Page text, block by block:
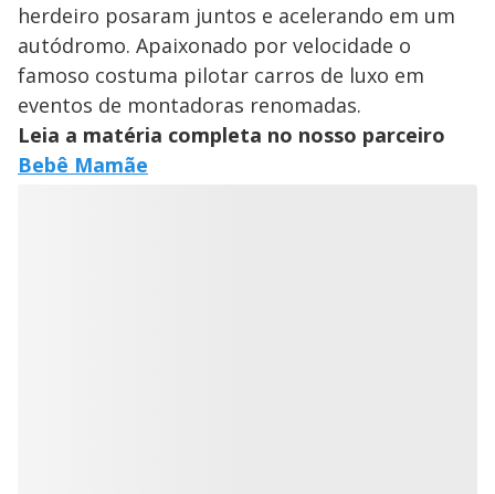
herdeiro posaram juntos e acelerando em um
autódromo. Apaixonado por velocidade o
famoso costuma pilotar carros de luxo em
eventos de montadoras renomadas.
Leia a matéria completa no nosso parceiro
Bebê Mamãe